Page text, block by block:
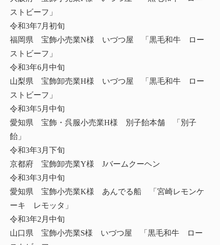
ストビーフ」
令和3年7月初旬
福岡県 宝飾小売業N様 いづつ屋 「黒毛和牛 ロー
ストビーフ」
令和3年6月中旬
山梨県 宝飾卸売業H様 いづつ屋 「黒毛和牛 ロー
ストビーフ」
令和3年5月中旬
愛知県 宝飾・呉服小売業H様 別子飴本舗 「別子
飴」
令和3年3月下旬
京都府 宝飾卸売業Y様 Jバームクーヘン
令和3年3月中旬
愛知県 宝飾小売業K様 あんでる船 「宮崎レモンケ
ーキ レモッタ」
令和3年2月中旬
山口県 宝飾小売業S様 いづつ屋 「黒毛和牛 ロー